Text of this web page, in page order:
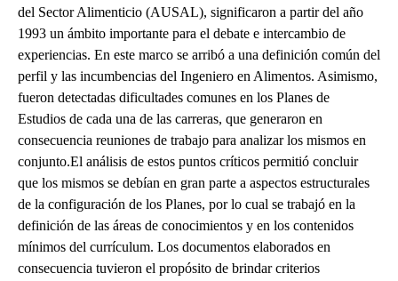
del Sector Alimenticio (AUSAL), significaron a partir del año
1993 un ámbito importante para el debate e intercambio de
experiencias. En este marco se arribó a una definición común del
perfil y las incumbencias del Ingeniero en Alimentos. Asimismo,
fueron detectadas dificultades comunes en los Planes de
Estudios de cada una de las carreras, que generaron en
consecuencia reuniones de trabajo para analizar los mismos en
conjunto.El análisis de estos puntos críticos permitió concluir
que los mismos se debían en gran parte a aspectos estructurales
de la configuración de los Planes, por lo cual se trabajó en la
definición de las áreas de conocimientos y en los contenidos
mínimos del currículum. Los documentos elaborados en
consecuencia tuvieron el propósito de brindar criterios